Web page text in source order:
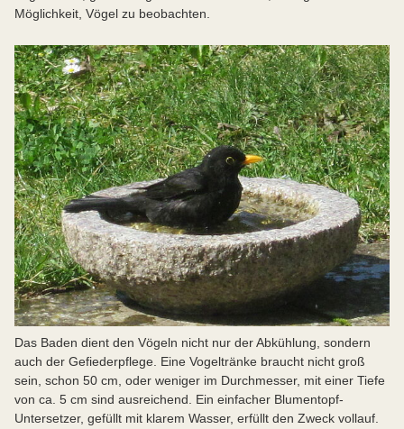
Möglichkeit, Vögel zu beobachten.
Das Baden dient den Vögeln nicht nur der Abkühlung, sondern
auch der Gefiederpflege. Eine Vogeltränke braucht nicht groß
sein, schon 50 cm, oder weniger im Durchmesser, mit einer Tiefe
von ca. 5 cm sind ausreichend. Ein einfacher Blumentopf-
Untersetzer, gefüllt mit klarem Wasser, erfüllt den Zweck vollauf.